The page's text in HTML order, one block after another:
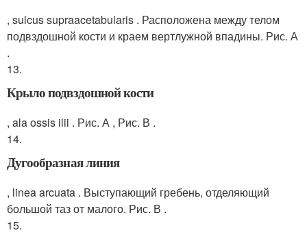
, sulcus supraacetabularis . Расположена между телом
подвздошной кости и краем вертлужной впадины. Рис. А
.
13.
Крыло подвздошной кости
, ala ossis ilii . Рис. А , Рис. В .
14.
Дугообразная линия
, linea arcuata . Выступающий гребень, отделяющий
большой таз от малого. Рис. В .
15.